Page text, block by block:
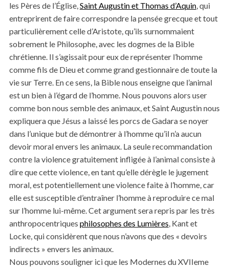
les Pères de l’Église,Saint Augustin et Thomas d’Aquin, qui
entreprirent de faire correspondre la pensée grecque et tout
particulièrement celle d’Aristote, qu’ils surnommaient
sobrement le Philosophe, avec les dogmes de la Bible
chrétienne. Il s’agissait pour eux de représenter l’homme
comme fils de Dieu et comme grand gestionnaire de toute la
vie sur Terre. En ce sens, la Bible nous enseigne que l’animal
est un bien à l’égard de l’homme. Nous pouvons alors user
comme bon nous semble des animaux, et Saint Augustin nous
expliquera que Jésus a laissé les porcs de Gadara se noyer
dans l’unique but de démontrer à l’homme qu’il n’a aucun
devoir moral envers les animaux. La seule recommandation
contre la violence gratuitement infligée à l’animal consiste à
dire que cette violence, en tant qu’elle dérègle le jugement
moral, est potentiellement une violence faite à l’homme, car
elle est susceptible d’entraîner l’homme à reproduire ce mal
sur l’homme lui-même. Cet argument sera repris par les très
anthropocentriques philosophes des Lumières, Kant et
Locke, qui considèrent que nous n’avons que des « devoirs
indirects » envers les animaux.
Nous pouvons souligner ici que les Modernes du XVIIeme